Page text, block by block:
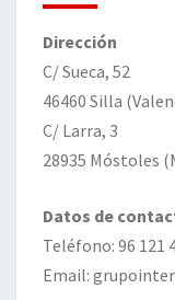
Dirección
C/ Sueca, 52
46460 Silla
C/ Larra, 3
28935 Móstoles
Datos de
Teléfono: 96 121
Email: